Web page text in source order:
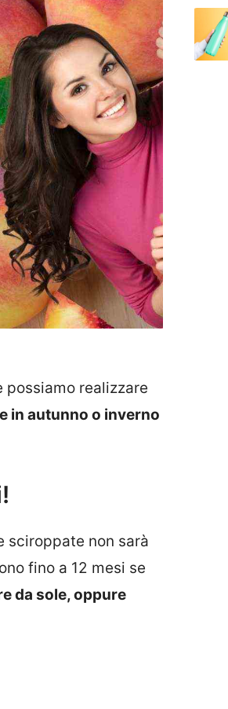
possiamo realizzare
in autunno o inverno
sciroppate non sarà
fino a 12 mesi se
da sole, oppure